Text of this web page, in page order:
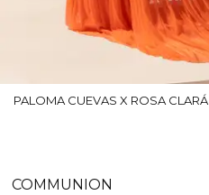
PALOMA CUEVAS X ROSA CLARÁ
COMMUNION